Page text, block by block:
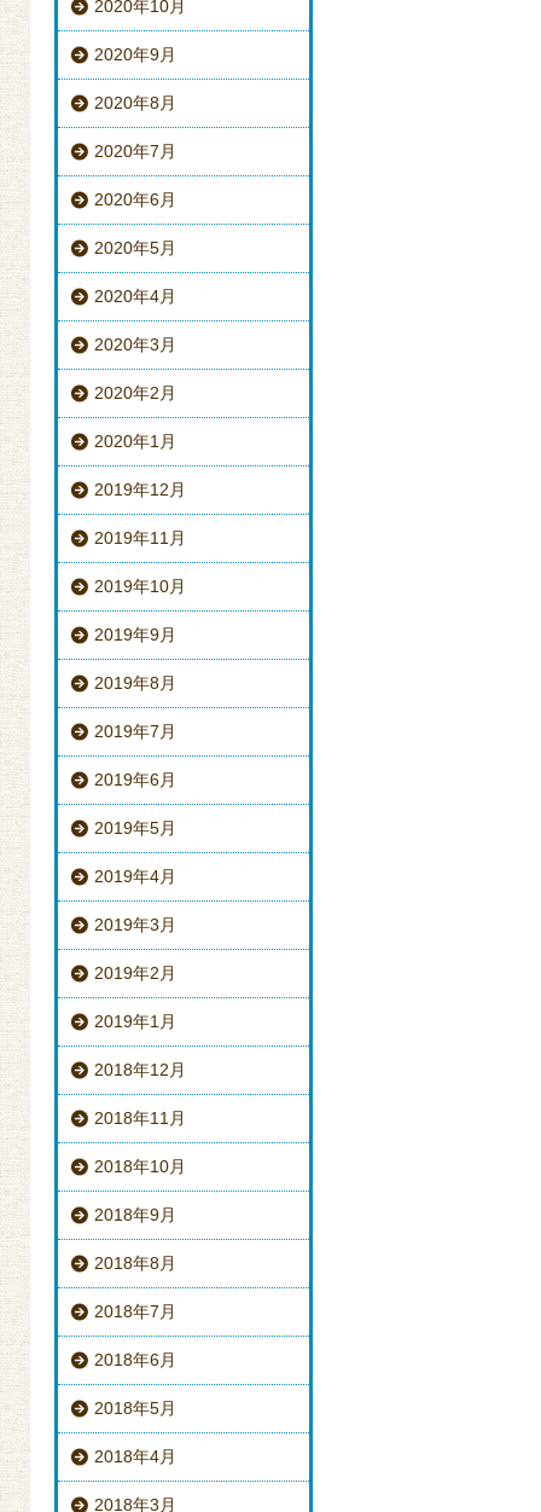
2020年10月
2020年9月
2020年8月
2020年7月
2020年6月
2020年5月
2020年4月
2020年3月
2020年2月
2020年1月
2019年12月
2019年11月
2019年10月
2019年9月
2019年8月
2019年7月
2019年6月
2019年5月
2019年4月
2019年3月
2019年2月
2019年1月
2018年12月
2018年11月
2018年10月
2018年9月
2018年8月
2018年7月
2018年6月
2018年5月
2018年4月
2018年3月